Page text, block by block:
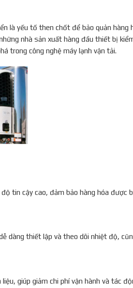
là yếu tố then chốt để bảo quản hàng
nhà sản xuất hàng đầu thiết bị
trong công nghệ máy lạnh vận tải.
tin cậy cao, đảm bảo hàng hóa được
dàng thiết lập và theo dõi nhiệt độ,
giúp giảm chi phí vận hành và tác